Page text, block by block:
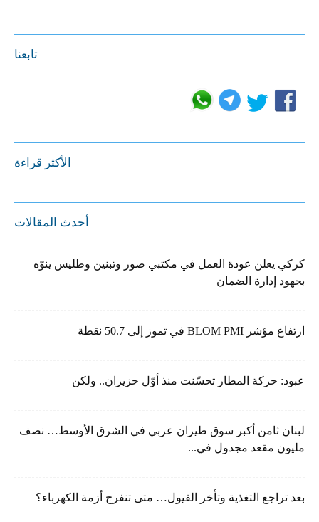
تابعنا
الأكثر قراءة
أحدث المقالات
كركي يعلن عودة العمل في مكتبي صور وتبنين وطليس ينوّه
بجهود إدارة الضمان
ارتفاع مؤشر BLOM PMI في تموز إلى 50.7 نقطة
عبود: حركة المطار تحسّنت منذ أوّل حزيران.. ولكن
لبنان ثامن أكبر سوق طيران عربي في الشرق الأوسط… نصف
مليون مقعد مجدول في...
بعد تراجع التغذية وتأخر الفيول… متى تنفرج أزمة الكهرباء؟